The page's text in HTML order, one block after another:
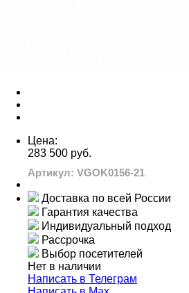
Цена:
283 500 руб.
Артикул: VGOK0156-21
Доставка по всей России
Гарантия качества
Индивидуальный подход
Рассрочка
Выбор посетителей
Нет в наличии
Написать в Телеграм